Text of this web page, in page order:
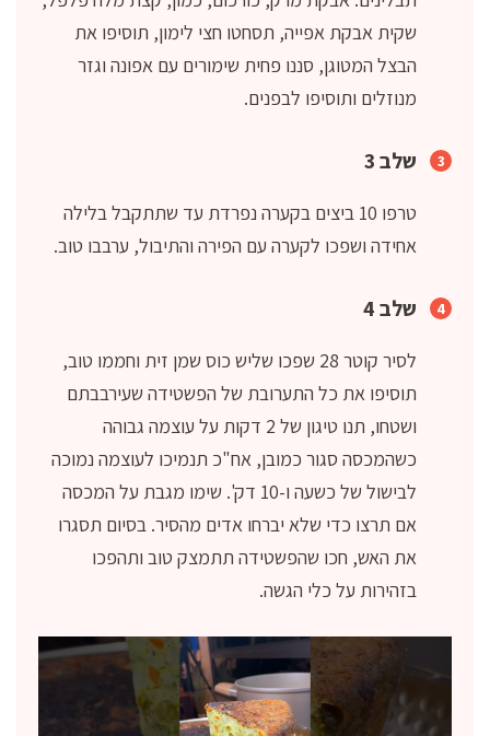
שקית אבקת אפייה, תסחטו חצי לימון, תוסיפו את
הבצל המטוגן, סננו פחית שימורים עם אפונה וגזר
מנוזלים ותוסיפו לבפנים.
שלב 3
טרפו 10 ביצים בקערה נפרדת עד שתתקבל בלילה
אחידה ושפכו לקערה עם הפירה והתיבול, ערבבו טוב.
שלב 4
לסיר קוטר 28 שפכו שליש כוס שמן זית וחממו טוב,
תוסיפו את כל התערובת של הפשטידה שעירבבתם
ושטחו, תנו טיגון של 2 דקות על עוצמה גבוהה
כשהמכסה סגור כמובן, אח"כ תנמיכו לעוצמה נמוכה
לבישול של כשעה ו-10 דק'. שימו מגבת על המכסה
אם תרצו כדי שלא יברחו אדים מהסיר. בסיום תסגרו
את האש, חכו שהפשטידה תתמצק טוב ותהפכו
בזהירות על כלי הגשה.